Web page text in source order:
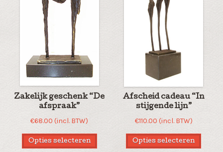
Zakelijk geschenk “De
afspraak”
€68.00 (incl. BTW)
Opties selecteren
Afscheid cadeau “In
stijgende lijn”
€110.00 (incl. BTW)
Opties selecteren